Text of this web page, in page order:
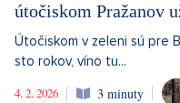
útočiskom Pražanov
Útočiskom v zeleni sú pre
sto rokov, víno tu...
4. 2. 2026
3 minuty